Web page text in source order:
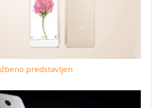
predstavljen